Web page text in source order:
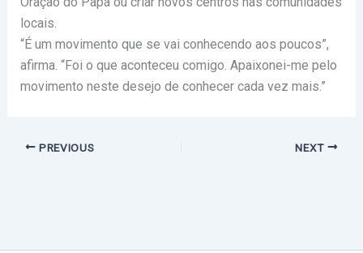
locais.
“É um movimento que se vai conhecendo aos poucos”,
afirma. “Foi o que aconteceu comigo. Apaixonei-me pelo
movimento neste desejo de conhecer cada vez mais.”
PREVIOUS NEXT